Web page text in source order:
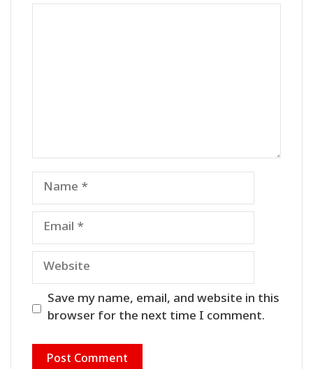
Name
Email
Website
Save my name, email, and website in this
browser for the next time I comment.